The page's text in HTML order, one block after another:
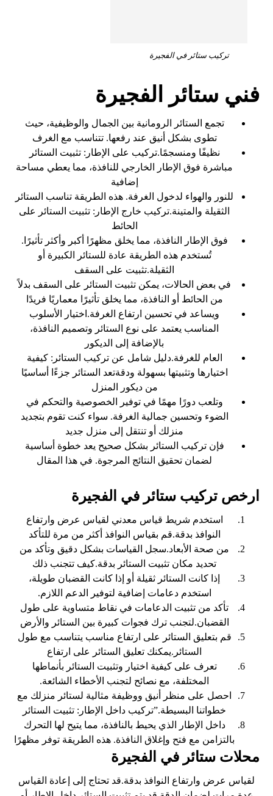
تركيب ستائر في الفجيرة
فني ستائر الفجيرة
تجمع الستائر الرومانية بين الجمال والوظيفية، حيث
تطوى بشكل أنيق عند رفعها. تتناسب مع الغرف
نظيفًا ومنسجمًا.تركيب على الإطار: تثبيت الستائر
مباشرة فوق الإطار الخارجي للنافذة، مما يعطي مساحة
إضافية
للنور والهواء لدخول الغرفة. هذه الطريقة تناسب الستائر
الثقيلة والمتينة.تركيب خارج الإطار: تثبيت الستائر على
الحائط
فوق الإطار النافذة، مما يخلق مظهرًا أكبر وأكثر تأثيرًا.
تُستخدم هذه الطريقة عادة للستائر الكبيرة أو
الثقيلة.تثبيت على السقف
في بعض الحالات، يمكن تثبيت الستائر على السقف بدلاً
من الحائط أو النافذة، مما يخلق تأثيرًا معماريًا فريدًا
ويساعد في تحسين ارتفاع الغرفة.اختيار الأسلوب
المناسب يعتمد على نوع الستائر وتصميم النافذة،
بالإضافة إلى الديكور
العام للغرفة.دليل شامل عن تركيب الستائر: كيفية
اختيارها وتثبيتها بسهولة ودقةتعد الستائر جزءًا أساسيًا
من ديكور المنزل
وتلعب دورًا مهمًا في توفير الخصوصية والتحكم في
الضوء وتحسين جمالية الغرفة. سواء كنت تقوم بتجديد
منزلك أو تنتقل إلى منزل جديد
فإن تركيب الستائر بشكل صحيح يعد خطوة أساسية
لضمان تحقيق النتائج المرجوة. في هذا المقال
ارخص تركيب ستائر في الفجيرة
استخدم شريط قياس معدني لقياس عرض وارتفاع
النوافذ بدقة.قم بقياس النوافذ أكثر من مرة للتأكد
من صحة الأبعاد.سجل القياسات بشكل دقيق وتأكد من
تحديد مكان تثبيت الستائر بدقة.كيف تتجنب ذلك
إذا كانت الستائر ثقيلة أو إذا كانت القضبان طويلة،
استخدم دعامات إضافية لتوفير الدعم اللازم.
تأكد من تثبيت الدعامات في نقاط متساوية على طول
القضبان.لتجنب ترك فجوات كبيرة بين الستائر والأرض
قم بتعليق الستائر على ارتفاع مناسب يتناسب مع طول
الستائر.يمكنك تعليق الستائر على ارتفاع
تعرف على كيفية اختيار وتثبيت الستائر بأنماطها
المختلفة، مع نصائح لتجنب الأخطاء الشائعة.
احصل على منظر أنيق ووظيفة مثالية لستائر منزلك مع
خطواتنا البسيطة.”تركيب داخل الإطار: تثبيت الستائر
داخل الإطار الذي يحيط بالنافذة، مما يتيح لها التحرك
بالتزامن مع فتح وإغلاق النافذة. هذه الطريقة توفر مظهرًا
محلات ستائر في الفجيرة
لقياس عرض وارتفاع النوافذ بدقة.قد تحتاج إلى إعادة القياس